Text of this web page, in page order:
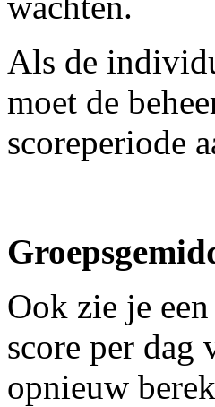
Als de
moet de
scoreperiode
Ook zie je
score per dag
opnieuw